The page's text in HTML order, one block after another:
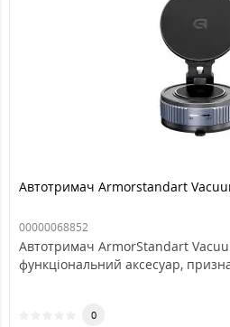
Автотримач Armorstandart
00000068852
Автотримач ArmorStandart
функціональний аксесуар,
0